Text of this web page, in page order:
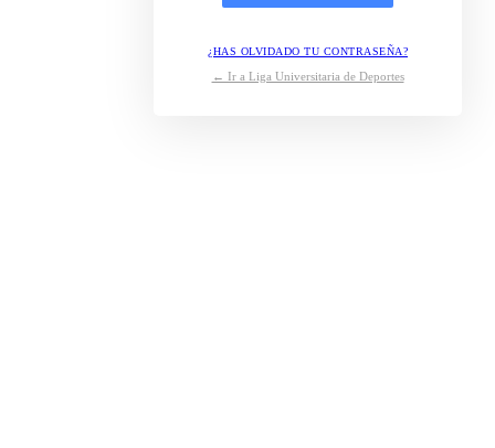
¿HAS OLVIDADO TU CONTRASEÑA?
← Ir a Liga Universitaria de Deportes